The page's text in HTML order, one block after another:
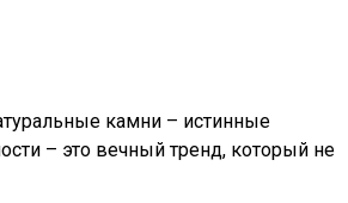
камни – истинные
– это вечный тренд, который не